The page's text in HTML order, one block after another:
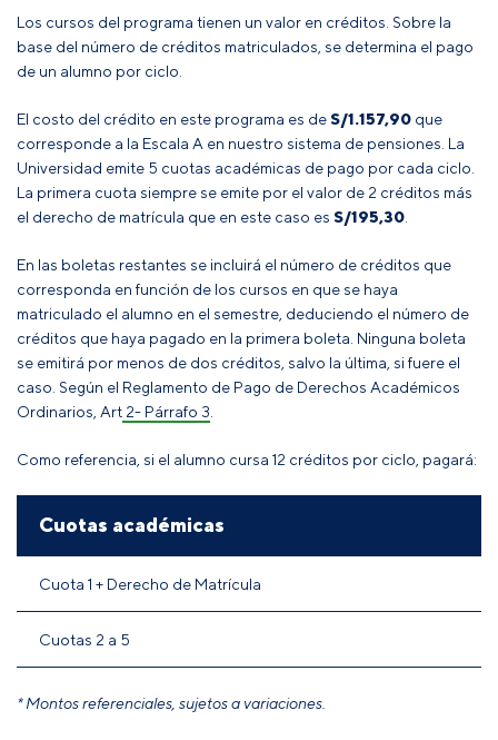
Los cursos del programa tienen un valor en créditos. Sobre la
base del número de créditos matriculados, se determina el pago
de un alumno por ciclo.
El costo del crédito en este programa es deS/1.157,90 que
corresponde a la Escala A en nuestro sistema de pensiones. La
Universidad emite 5 cuotas académicas de pago por cada ciclo.
La primera cuota siempre se emite por el valor de 2 créditos más
el derecho de matrícula que en este caso es S/195,30
En las boletas restantes se incluirá el número de créditos que
corresponda en función de los cursos en que se haya
matriculado el alumno en el semestre, deduciendo el número de
créditos que haya pagado en la primera boleta . Ninguna boleta
se emitirá por menos de dos créditos, salvo la última, si fuere el
caso Según el Reglamento de Pago de Derechos Académicos
Ordinarios, Art 2- Párrafo 3
Como referencia, si el alumno cursa 12 créditos por ciclo, pagará:
Cuotas académicas
Cuota 1 + Derecho de Matrícula
Cuotas 2 a 5
* Montos referenciales, sujetos a variaciones.